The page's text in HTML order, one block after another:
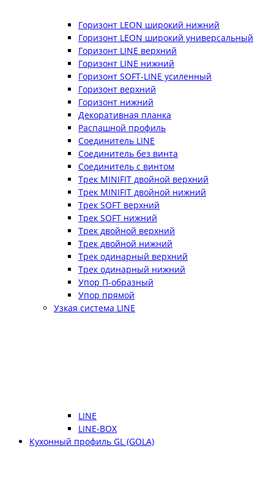
Горизонт LEON широкий нижний
Горизонт LEON широкий универсальный
Горизонт LINE верхний
Горизонт LINE нижний
Горизонт SOFT-LINE усиленный
Горизонт верхний
Горизонт нижний
Декоративная планка
Распашной профиль
Соединитель LINE
Соединитель без винта
Соединитель с винтом
Трек MINIFIT двойной верхний
Трек MINIFIT двойной нижний
Трек SOFT верхний
Трек SOFT нижний
Трек двойной верхний
Трек двойной нижний
Трек одинарный верхний
Трек одинарный нижний
Упор П-образный
Упор прямой
Узкая система LINE
LINE
LINE-BOX
Кухонный профиль GL (GOLA)